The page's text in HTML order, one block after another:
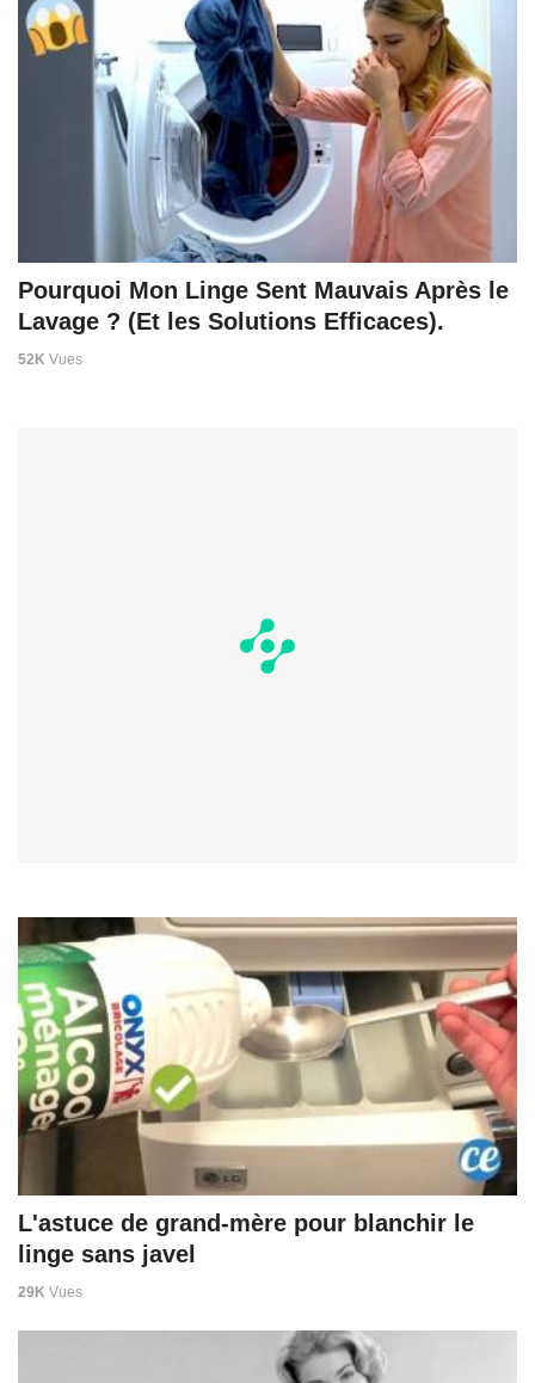
Pourquoi Mon Linge Sent Mauvais Après le
Lavage ? (Et les Solutions Efficaces).
52K Vues
L'astuce de grand-mère pour blanchir le
linge sans javel
29K Vues